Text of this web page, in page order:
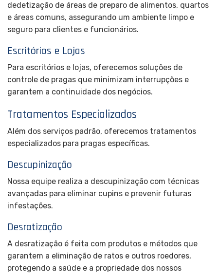
dedetização de áreas de preparo de alimentos, quartos
e áreas comuns, assegurando um ambiente limpo e
seguro para clientes e funcionários.
Escritórios e Lojas
Para escritórios e lojas, oferecemos soluções de
controle de pragas que minimizam interrupções e
garantem a continuidade dos negócios.
Tratamentos Especializados
Além dos serviços padrão, oferecemos tratamentos
especializados para pragas específicas.
Descupinização
Nossa equipe realiza a descupinização com técnicas
avançadas para eliminar cupins e prevenir futuras
infestações.
Desratização
A desratização é feita com produtos e métodos que
garantem a eliminação de ratos e outros roedores,
protegendo a saúde e a propriedade dos nossos